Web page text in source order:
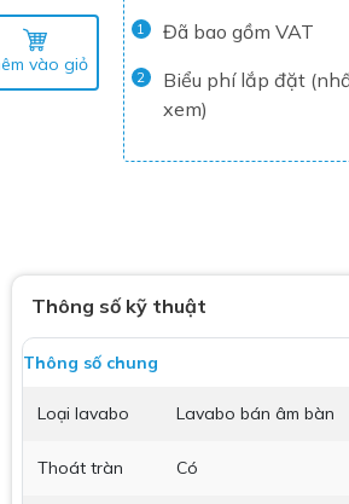
Tủ lạnh
Máy rửa chén
Nồi chiên không dầu
Nồi cơm điện
Dịch Vụ Lắp Đặt Thiết
Lộc Nghi Cần Thơ –
Nghiệp và Tận Tâm
Nước Lộc Nghi Cần Thơ –
Dịch Vụ Lắp Đặt Sen Vòi
vào giỏ
1 Đã bao gồm VAT
2
Biểu phí lắp đặt
xem)
Thông số kỹ thuật
Thông số chung
Loại lavabo Lavabo bán âm bàn
Thoát tràn Có